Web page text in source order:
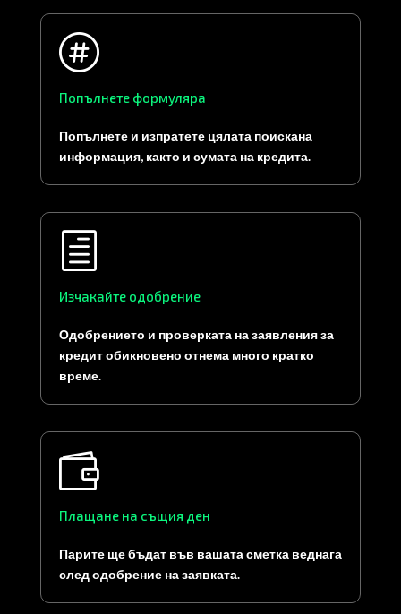

Попълнете формуляра
Попълнете и изпратете цялата поискана
информация, както и сумата на кредита.
h
Изчакайте одобрение
Одобрението и проверката на заявления за
кредит обикновено отнема много кратко
време.

Плащане на същия ден
Парите ще бъдат във вашата сметка веднага
след одобрение на заявката.